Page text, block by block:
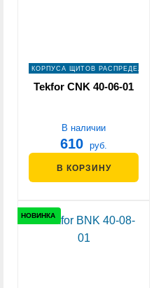
КОРПУСА ЩИТОВ РАСПРЕДЕЛЕНИЯ
Tekfor CNK 40-06-01
В наличии
610 руб.
В КОРЗИНУ
НОВИНКА